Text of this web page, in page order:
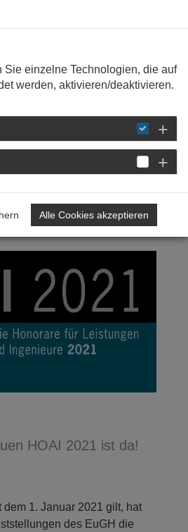
Download
HOAI 2021 ist da!
dem 1. Januar 2021 gilt, hat
des EuGH die
Sie einzelne Technologien, die auf
werden, aktivieren/deaktivieren.
Alle Cookies akzeptieren